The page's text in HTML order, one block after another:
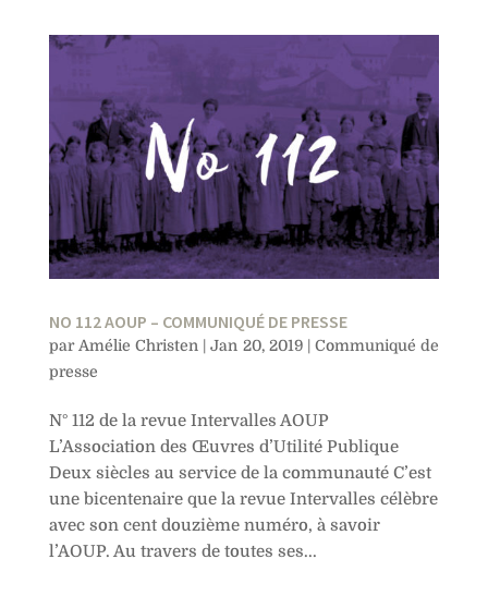
NO 112 AOUP – COMMUNIQUÉ DE PRESSE
par Amélie Christen |Jan 20, 2019|Communiqué de
presse
N° 112 de la revue Intervalles AOUP
L’Association des Œuvres d’Utilité Publique
Deux siècles au service de la communauté C’est
une bicentenaire que la revue Intervalles célèbre
avec son cent douzième numéro, à savoir
l’AOUP. Au travers de toutes ses...